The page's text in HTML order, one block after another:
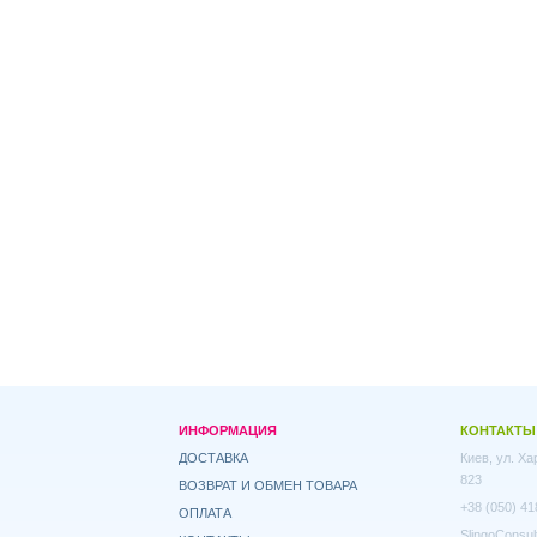
ИНФОРМАЦИЯ
ДОСТАВКА
ВОЗВРАТ И ОБМЕН ТОВАРА
ОПЛАТА
КОНТАКТЫ
Киев, ул.
823
+38 (050)